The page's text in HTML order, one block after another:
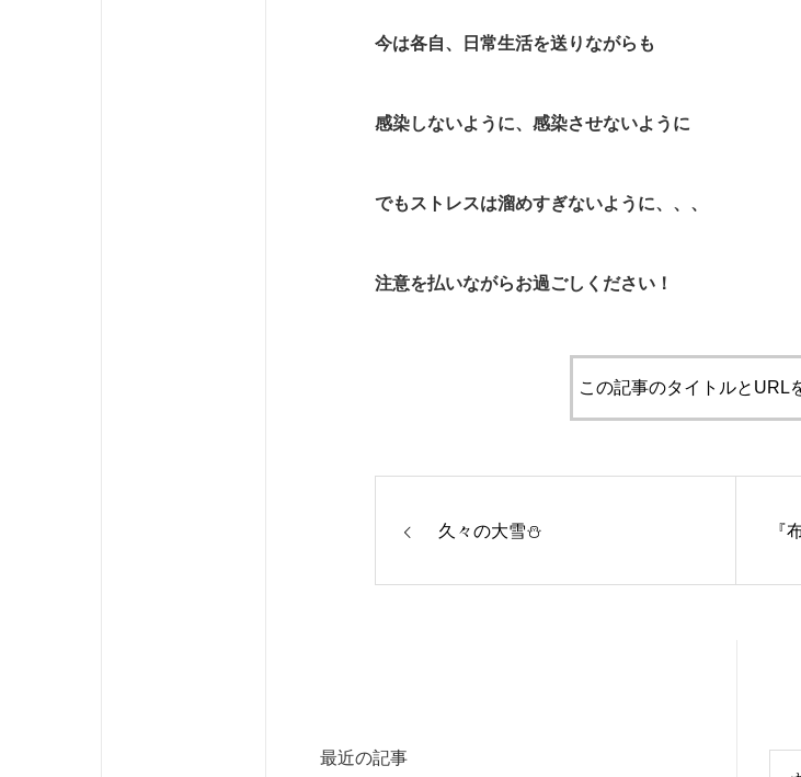
今は各自、日常生活を送りながらも
感染しないように、感染させないように
でもストレスは溜めすぎないように、、、
注意を払いながらお過ごしください！
この記事のタイトルとURL
久々の大雪⛄️ 『
最近の記事